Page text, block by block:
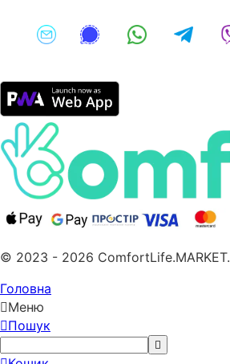
© 2023 - 2026 ComfortLife.MARKET.
Головна
Меню
Пошук